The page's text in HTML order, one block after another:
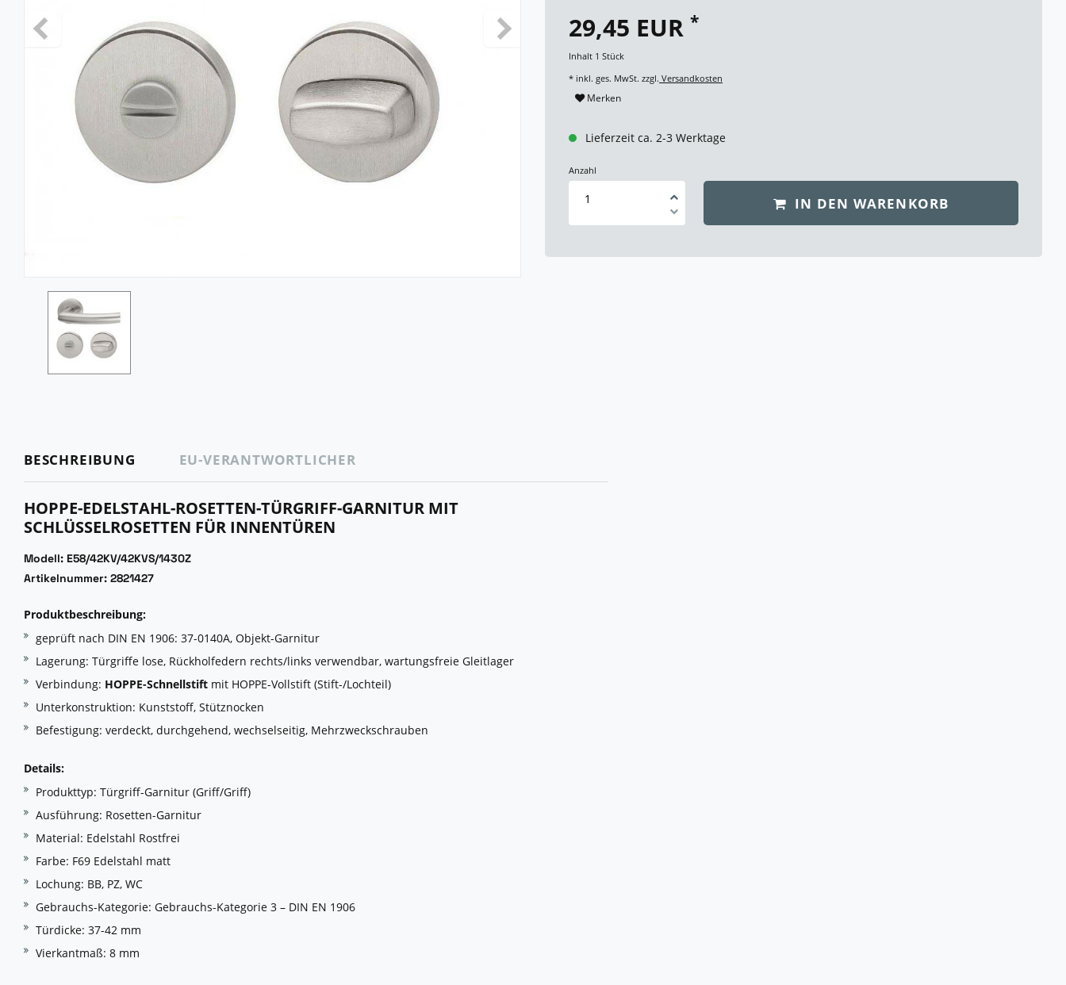
29,45 EUR *
Inhalt 1 Stück
* inkl. ges. MwSt. zzgl. Versandkosten
Merken
Lieferzeit ca. 2-3 Werktage
Anzahl
IN DEN WARENKORB
BESCHREIBUNG EU-VERANTWORTLICHER
HOPPE-EDELSTAHL-ROSETTEN-TÜRGRIFF-GARNITUR MIT
SCHLÜSSELROSETTEN FÜR INNENTÜREN
Modell: E58/42KV/42KVS/1430Z
Artikelnummer: 2821427
Produktbeschreibung:
geprüft nach DIN EN 1906: 37-0140A, Objekt-Garnitur
Lagerung: Türgriffe lose, Rückholfedern rechts/links verwendbar, wartungsfreie Gleitlager
Verbindung: HOPPE-Schnellstift mit HOPPE-Vollstift (Stift-/Lochteil)
Unterkonstruktion: Kunststoff, Stütznocken
Befestigung: verdeckt, durchgehend, wechselseitig, Mehrzweckschrauben
Details:
Produkttyp: Türgriff-Garnitur (Griff/Griff)
Ausführung: Rosetten-Garnitur
Material: Edelstahl Rostfrei
Farbe: F69 Edelstahl matt
Lochung: BB, PZ, WC
Gebrauchs-Kategorie: Gebrauchs-Kategorie 3 – DIN EN 1906
Türdicke: 37-42 mm
Vierkantmaß: 8 mm